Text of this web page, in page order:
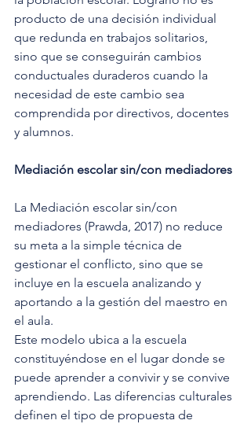
producto de una decisión individual
que redunda en trabajos solitarios,
sino que se conseguirán cambios
conductuales duraderos cuando la
necesidad de este cambio sea
comprendida por directivos, docentes
y alumnos.
Mediación escolar sin/con mediadores
La Mediación escolar sin/con
mediadores (Prawda, 2017) no reduce
su meta a la simple técnica de
gestionar el conflicto, sino que se
incluye en la escuela analizando y
aportando a la gestión del maestro en
el aula.
Este modelo ubica a la escuela
constituyéndose en el lugar donde se
puede aprender a convivir y se convive
aprendiendo. Las diferencias culturales
definen el tipo de propuesta de